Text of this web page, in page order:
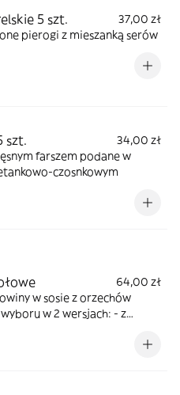
5 szt.
37,00 zł
pierogi z mieszanką serów
szt.
34,00 zł
farszem podane w
czosnkowym
64,00 zł
w sosie z orzechów
w 2 wersjach: - z